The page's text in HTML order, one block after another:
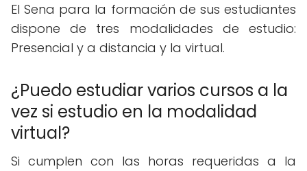
El Sena para la formación de sus estudiantes
dispone de tres modalidades de estudio:
Presencial y a distancia y la virtual.
¿Puedo estudiar varios cursos a la
vez si estudio en la modalidad
virtual?
Si cumplen con las horas requeridas a la